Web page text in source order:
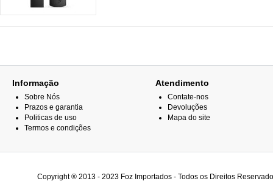
Informação
Sobre Nós
Prazos e garantia
Politicas de uso
Termos e condições
Atendimento
Contate-nos
Devoluções
Mapa do site
Copyright ® 2013 - 2023 Foz Importados - Todos os Direitos